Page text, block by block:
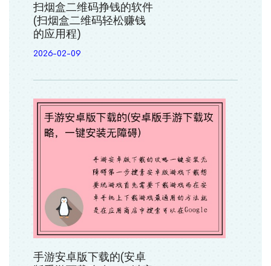
扫烟盒二维码挣钱的软件
(扫烟盒二维码轻松赚钱
的应用程)
2026-02-09
手游安卓版下载的(安卓